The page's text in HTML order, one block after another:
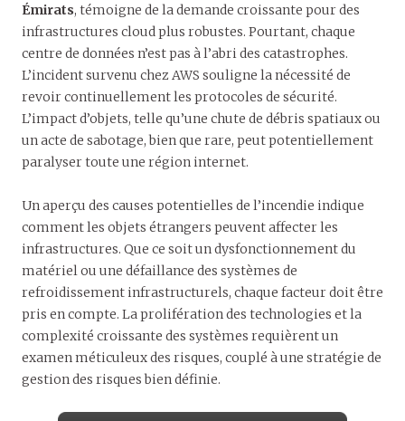
Émirats, témoigne de la demande croissante pour des
infrastructures cloud plus robustes. Pourtant, chaque
centre de données n’est pas à l’abri des catastrophes.
L’incident survenu chez AWS souligne la nécessité de
revoir continuellement les protocoles de sécurité.
L’impact d’objets, telle qu’une chute de débris spatiaux ou
un acte de sabotage, bien que rare, peut potentiellement
paralyser toute une région internet.
Un aperçu des causes potentielles de l’incendie indique
comment les objets étrangers peuvent affecter les
infrastructures. Que ce soit un dysfonctionnement du
matériel ou une défaillance des systèmes de
refroidissement infrastructurels, chaque facteur doit être
pris en compte. La prolifération des technologies et la
complexité croissante des systèmes requièrent un
examen méticuleux des risques, couplé à une stratégie de
gestion des risques bien définie.